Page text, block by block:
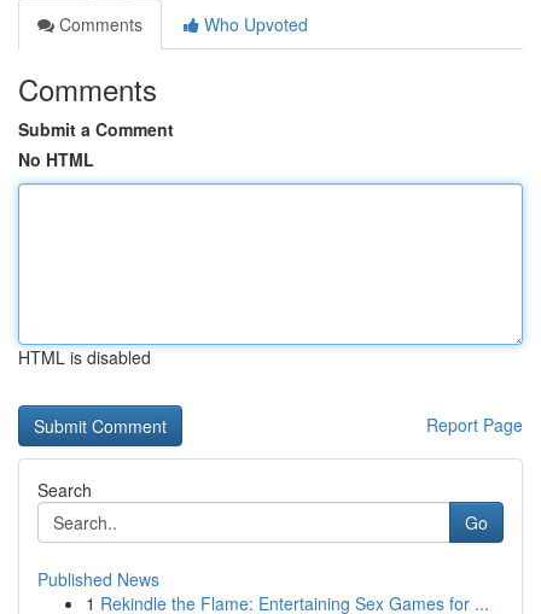
Comments
Who Upvoted
Comments
Submit a Comment
No HTML
HTML is disabled
Report Page
Search
Go
Published News
1 Rekindle the Flame: Entertaining Sex Games for ...